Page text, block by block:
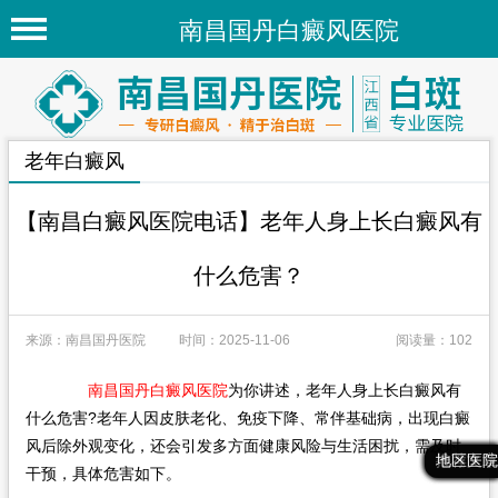
南昌国丹白癜风医院
首页
医院简介
医院新闻
专家团队
白癜风常识
白癜风人群
白癜风部位
地区医院
最新文章
热门文章
推荐文章
地区医院
老年白癜风
【南昌白癜风医院电话】老年人身上长白癜风有
什么危害？
来源：南昌国丹医院 时间：2025-11-06 阅读量：102
南昌国丹白癜风医院为你讲述，老年人身上长白癜风有
什么危害?老年人因皮肤老化、免疫下降、常伴基础病，出现白癜
风后除外观变化，还会引发多方面健康风险与生活困扰，需及时
干预，具体危害如下。